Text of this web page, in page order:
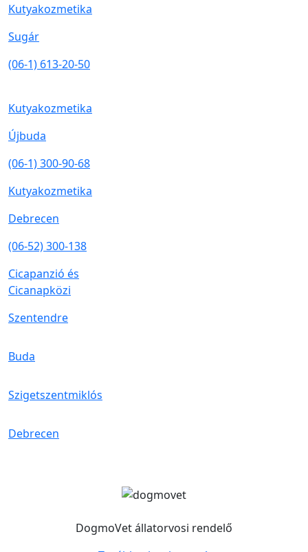
Kutyakozmetika
Sugár
(06-1) 613-20-50
Kutyakozmetika
Újbuda
(06-1) 300-90-68
Kutyakozmetika
Debrecen
(06-52) 300-138
Cicapanzió és
Cicanapközi
Szentendre
Buda
Szigetszentmiklós
Debrecen
DogmoVet állatorvosi rendelő